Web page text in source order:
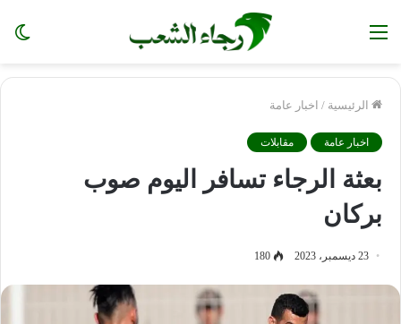
القائمة
الرئيسية / اخبار عامة
اخبار عامة مقابلات
بعثة الرجاء تسافر اليوم صوب
بركان
23 ديسمبر، 2023 180